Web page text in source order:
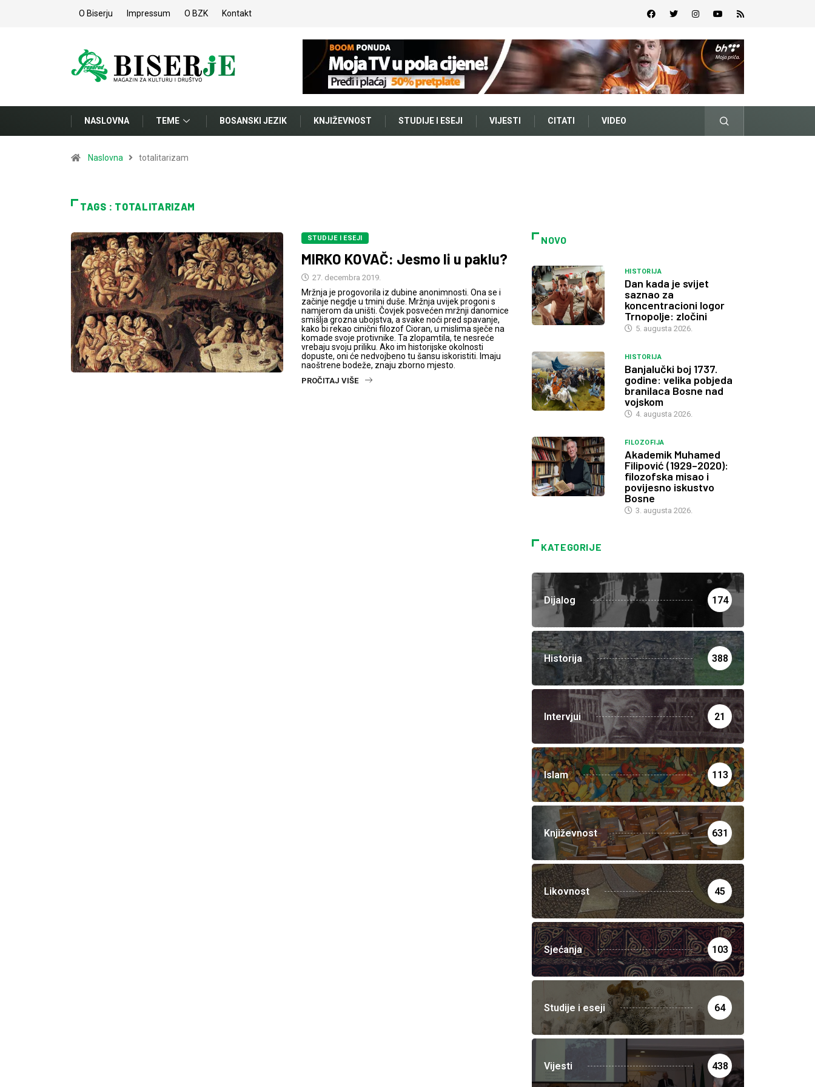
O Biserju Impressum O BZK Kontakt
NASLOVNA TEME BOSANSKI JEZIK KNJIŽEVNOST STUDIJE I ESEJI VIJESTI CITATI VIDEO
Naslovna totalitarizam
TAGS : TOTALITARIZAM
STUDIJE I ESEJI
MIRKO KOVAČ: Jesmo li u paklu?
27. decembra 2019.
Mržnja je progovorila iz dubine anonimnosti. Ona se i
začinje negdje u tmini duše. Mržnja uvijek progoni s
namjerom da uništi. Čovjek posvećen mržnji danomice
smišlja grozna ubojstva, a svake noći pred spavanje,
kako bi rekao cinični filozof Cioran, u mislima sječe na
komade svoje protivnike. Ta zlopamtila, te nesreće
vrebaju svoju priliku. Ako im historijske okolnosti
dopuste, oni će nedvojbeno tu šansu iskoristiti. Imaju
naoštrene bodeže, znaju zborno mjesto.
PROČITAJ VIŠE
NOVO
HISTORIJA
Dan kada je svijet
saznao za
koncentracioni logor
Trnopolje: zločini
5. augusta 2026.
HISTORIJA
Banjalučki boj 1737.
godine: velika pobjeda
branilaca Bosne nad
vojskom
4. augusta 2026.
FILOZOFIJA
Akademik Muhamed
Filipović (1929–2020):
filozofska misao i
povijesno iskustvo
Bosne
3. augusta 2026.
KATEGORIJE
Dijalog 174
Historija 388
Intervjui 21
Islam 113
Književnost 631
Likovnost 45
Sjećanja 103
Studije i eseji 64
Vijesti 438